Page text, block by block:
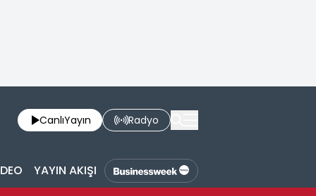
CanlıYayın Radyo
YAYIN AKIŞI